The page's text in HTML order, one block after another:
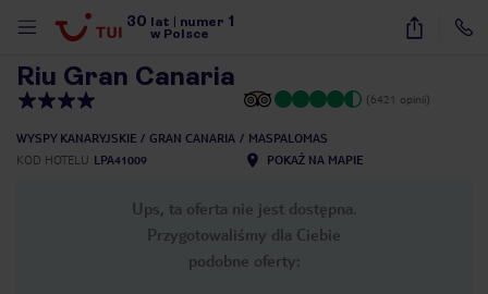
30 lat numer 1
w Polsce
40
Riu Gran Canaria
(6421 opinii)
WYSPY KANARYJSKIE GRAN CANARIA
MASPALOMAS
KOD HOTELU LPA41009 POKAŻ NA MAPIE
Ups, ta oferta nie jest dostępna.
Przygotowaliśmy dla Ciebie
podobne oferty: